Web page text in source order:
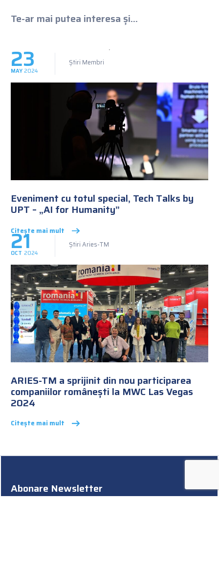
Te-ar mai putea interesa și...
23
MAY 2024
Știri Membri
Eveniment cu totul special, Tech Talks by
UPT – „AI for Humanity”
Citește mai mult
21
OCT 2024
Știri Aries-TM
ARIES-TM a sprijinit din nou participarea
companiilor românești la MWC Las Vegas
2024
Citește mai mult
Abonare Newsletter